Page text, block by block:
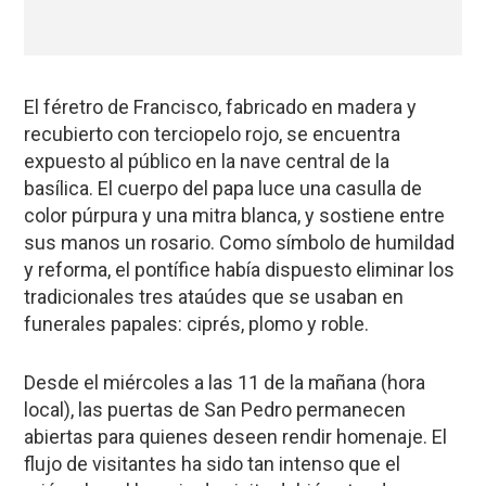
El féretro de Francisco, fabricado en madera y
recubierto con terciopelo rojo, se encuentra
expuesto al público en la nave central de la
basílica. El cuerpo del papa luce una casulla de
color púrpura y una mitra blanca, y sostiene entre
sus manos un rosario. Como símbolo de humildad
y reforma, el pontífice había dispuesto eliminar los
tradicionales tres ataúdes que se usaban en
funerales papales: ciprés, plomo y roble.
Desde el miércoles a las 11 de la mañana (hora
local), las puertas de San Pedro permanecen
abiertas para quienes deseen rendir homenaje. El
flujo de visitantes ha sido tan intenso que el